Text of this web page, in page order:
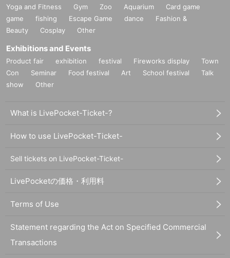
Yoga and Fitness Gym Zoo Aquarium
Card game
game
fishing Escape Game dance
Fashion &
Beauty
Cosplay Other
Exhibitions and Events
Product fair exhibition festival Fireworks display
Town
Con
Seminar Food festival Art School festival
Talk
show
Other
What is LivePocket-Ticket-?
How to use LivePocket-Ticket-
Sell tickets on LivePocket-Ticket-
LivePocketの価格・利用料
Terms of Use
Statement regarding the Act on Specified Commercial
Transactions